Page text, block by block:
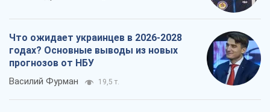
Что ожидает украинцев в 2026-2028
годах? Основные выводы из новых
прогнозов от НБУ
Василий Фурман 19,5 т.